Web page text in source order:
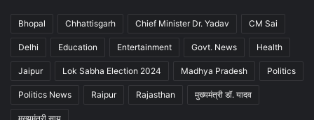
Bhopal Chhattisgarh Chief Minister Dr. Yadav CM Sai
Delhi Education Entertainment Govt. News Health
Jaipur Lok Sabha Election 2024 Madhya Pradesh Politics
Politics News Raipur Rajasthan मुख्यमंत्री डॉ. यादव